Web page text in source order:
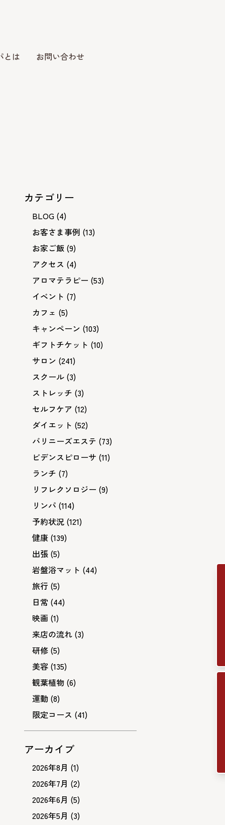
とは お問い合わせ
カテゴリー
BLOG (4)
お客さま事例 (13)
お家ご飯 (9)
アクセス (4)
アロマテラピー (53)
イベント (7)
カフェ (5)
キャンペーン (103)
ギフトチケット (10)
サロン (241)
スクール (3)
ストレッチ (3)
セルフケア (12)
ダイエット (52)
バリニーズエステ (73)
ビデンスピローサ (11)
ランチ (7)
リフレクソロジー (9)
リンパ (114)
予約状況 (121)
健康 (139)
出張 (5)
岩盤浴マット (44)
旅行 (5)
日常 (44)
映画 (1)
来店の流れ (3)
研修 (5)
美容 (135)
観葉植物 (6)
運動 (8)
限定コース (41)
アーカイブ
2026年8月 (1)
2026年7月 (2)
2026年6月 (5)
2026年5月 (3)